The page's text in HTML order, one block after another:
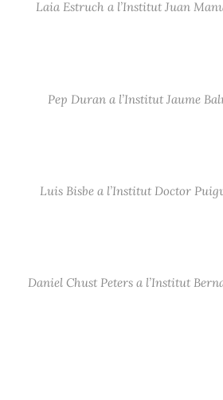
Laia Estruch a l’Institut Juan
Pep Duran a l’Institut Jaume
Luis Bisbe a l’Institut Doctor
Daniel Chust Peters a l’Institut